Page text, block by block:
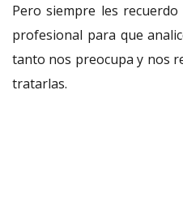
Pero siempre les
profesional para que
tanto nos preocupa y nos
tratarlas.